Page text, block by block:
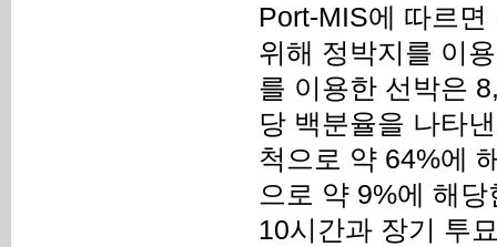
Port-MIS에 따르
위해 정박지를 이
를 이용한 선박은
당 백분율을 나타
척으로 약 64%에
으로 약 9%에 해
10시간과 장기 투